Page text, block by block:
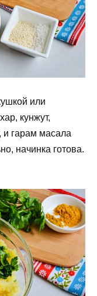
или
кунжут,
и гарам масала
начинка готова.